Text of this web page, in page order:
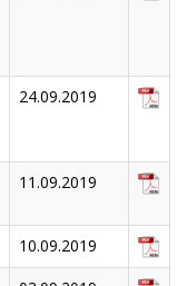
24.09.2019
11.09.2019
10.09.2019